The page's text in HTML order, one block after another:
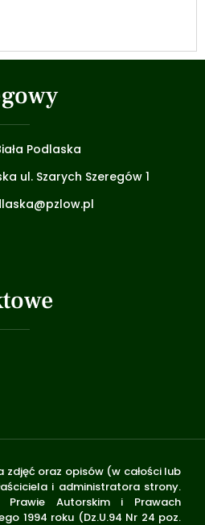
Podlaska
ul. Szarych Szeregów 1
zdjęć oraz opisów (w całości lub
i administratora strony.
Autorskim i Prawach
1994 roku (Dz.U.94 Nr 24 poz.